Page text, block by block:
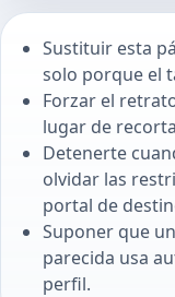
Sustituir esta
solo porque el
Forzar el
lugar de
Detenerte
olvidar las
portal de
Suponer que
parecida usa
perfil.